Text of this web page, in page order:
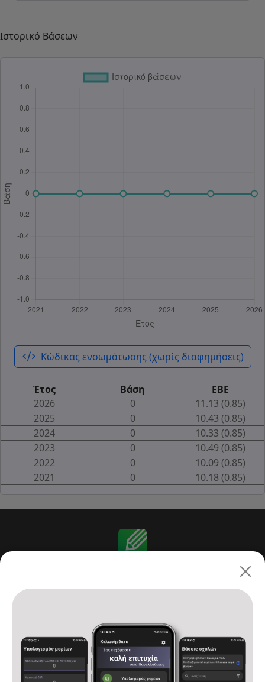
Ιστορικό Βάσεων
code_xml Κώδικας ενσωμάτωσης (χωρίς διαφημήσεις)
Έτος Βάση
ΕΒΕ
2026
0
11.13 (0.85)
2025
0
10.43 (0.85)
2024
0
10.33 (0.85)
2023
0
10.49 (0.85)
2022
0
10.09 (0.85)
2021
0 10.18 (0.85)
Αρχική
Υπολογισμός μορίων